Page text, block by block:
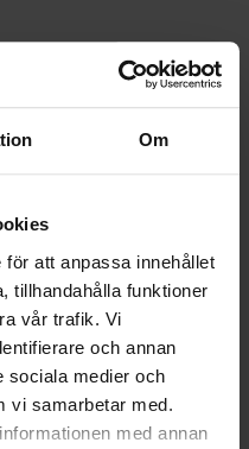
Om
att anpassa innehållet
tillhandahålla funktioner
vår trafik. Vi
och annan
sociala medier och
vi samarbetar med.
med annan
200mm
200mm
– Restavfall
–
– Sträckfilm
– Tidningar
kirjoituksella